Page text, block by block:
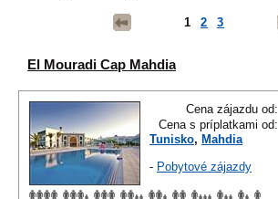
1 2 3
El Mouradi Cap Mahdia
Cena zájazdu od:
Cena s príplatkami od:
Tunisko, Mahdia
- Pobytové zájazdy